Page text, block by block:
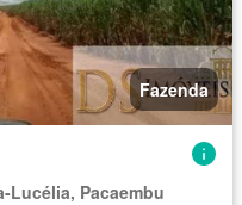
Fazenda
Lucélia, Pacaembu